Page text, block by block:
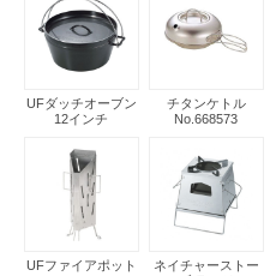
UFダッチオーブン
12インチ
チタンケトル
No.668573
UFファイアポット
ネイチャーストー